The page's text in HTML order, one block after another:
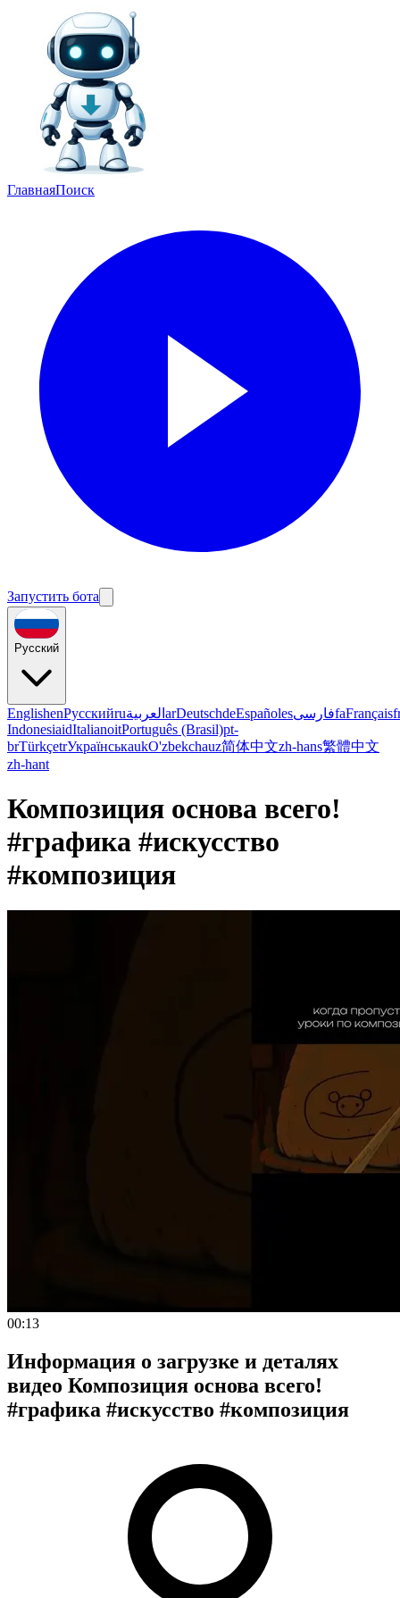
ГлавнаяПоиск
Запустить бота
Русский
EnglishenРусскийruالعربية arDeutschdeEspañolesفارسیfaFrançais
IndonesiaidItalianoitPortuguês (Brasil)pt-
brTürkçetrУкраїнськаukO'zbekchauz简体中文zh-hans繁體中文
zh-hant
Композиция основа всего!
#графика #искусство
#композиция
00:13
Информация о загрузке и деталях
видео Композиция основа всего!
#графика #искусство #композиция